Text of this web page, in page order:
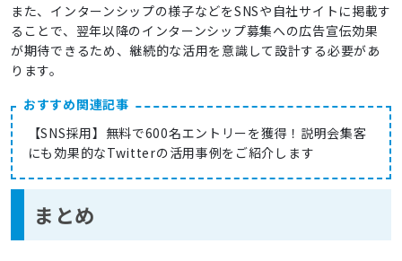
また、インターンシップの様子などをSNSや自社サイトに掲載す
ることで、翌年以降のインターンシップ募集への広告宣伝効果
が期待できるため、継続的な活用を意識して設計する必要があ
ります。
おすすめ関連記事
【SNS採用】無料で600名エントリーを獲得！説明会集客
にも効果的なTwitterの活用事例をご紹介します
まとめ